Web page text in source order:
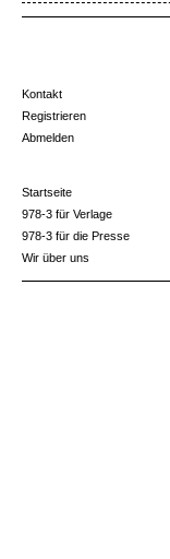
Kontakt
Registrieren
Abmelden
Startseite
978-3 für Verlage
978-3 für die Presse
Wir über uns